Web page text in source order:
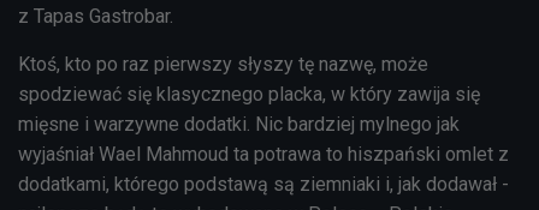
z Tapas Gastrobar.
Ktoś, kto po raz pierwszy słyszy tę nazwę, może
spodziewać się klasycznego placka, w który zawija się
mięsne i warzywne dodatki. Nic bardziej mylnego jak
wyjaśniał Wael Mahmoud ‎ ta potrawa to hiszpański omlet z
dodatkami, którego podstawą są ziemniaki i, jak dodawał -